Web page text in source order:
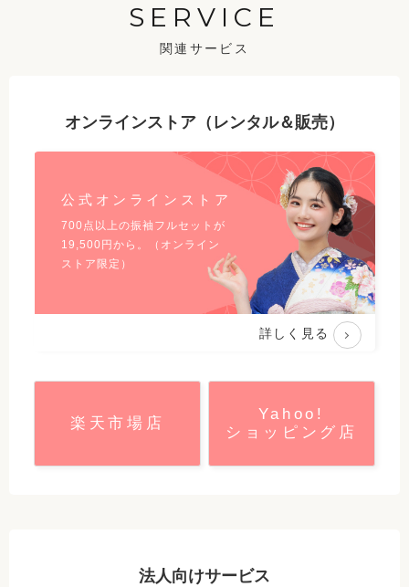
SERVICE
関連サービス
オンラインストア（レンタル＆販売）
公式オンラインストア
700点以上の振袖フルセットが
19,500 円から。（オンライン
ストア限定）
詳しく見る
楽天市場店
Yahoo!
ショッピング店
法人向けサービス